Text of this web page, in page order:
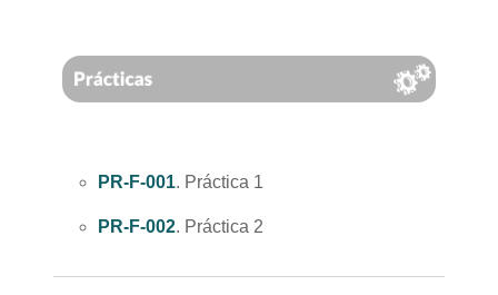
Perfilado de sección
PR-F-001. Práctica 1
PR-F-002. Práctica 2